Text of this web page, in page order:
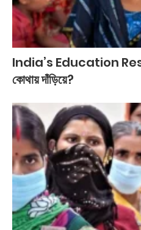
India’s Education Reset:
কোথায় দাঁড়িয়ে?